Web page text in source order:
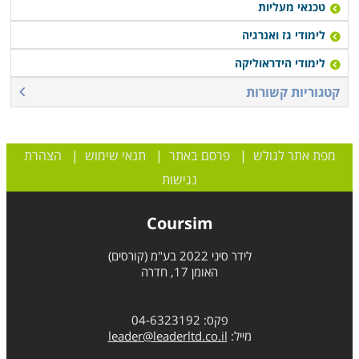
טכנאי מעליות
לימודי גז ואנרגיה
לימודי הידראוליקה
קטגוריות קשורות
מפת אתר לגולש |פרסם באתר | תנאי שימוש | הצהרת
נגישות
Coursim
לידר סיני 2022 בע"מ (קורסים)
האומן 17, חדרה
פקס: 04-6323192
מייל: leader@leaderltd.co.il